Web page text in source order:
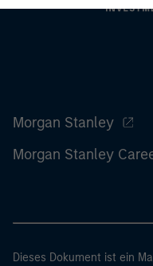
Morgan Stanley
Morgan Stanley
Dieses Dokument ist ein